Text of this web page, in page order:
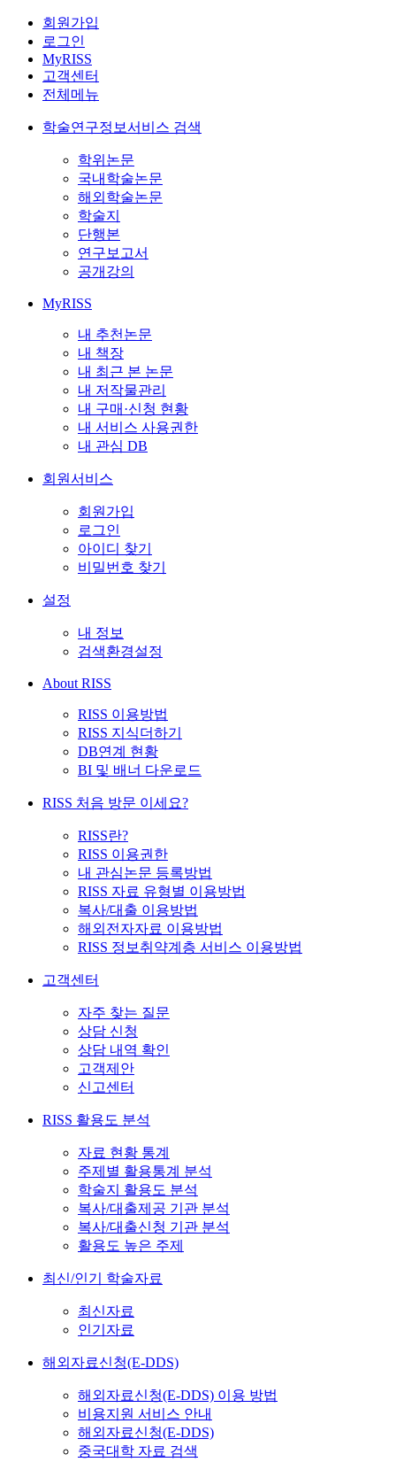
회원가입
로그인
MyRISS
고객센터
전체메뉴
학술연구정보서비스 검색
학위논문
국내학술논문
해외학술논문
학술지
단행본
연구보고서
공개강의
MyRISS
내 추천논문
내 책장
내 최근 본 논문
내 저작물관리
내 구매·신청 현황
내 서비스 사용권한
내 관심 DB
회원서비스
회원가입
로그인
아이디 찾기
비밀번호 찾기
설정
내 정보
검색환경설정
About RISS
RISS 이용방법
RISS 지식더하기
DB연계 현황
BI 및 배너 다운로드
RISS 처음 방문 이세요?
RISS란?
RISS 이용권한
내 관심논문 등록방법
RISS 자료 유형별 이용방법
복사/대출 이용방법
해외전자자료 이용방법
RISS 정보취약계층 서비스 이용방법
고객센터
자주 찾는 질문
상담 신청
상담 내역 확인
고객제안
신고센터
RISS 활용도 분석
자료 현황 통계
주제별 활용통계 분석
학술지 활용도 분석
복사/대출제공 기관 분석
복사/대출신청 기관 분석
활용도 높은 주제
최신/인기 학술자료
최신자료
인기자료
해외자료신청(E-DDS)
해외자료신청(E-DDS) 이용 방법
비용지원 서비스 안내
해외자료신청(E-DDS)
중국대학 자료 검색